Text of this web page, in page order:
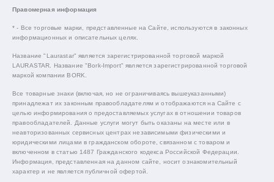
Правомерная информация
* - Все торговые марки, представленные на Сайте, используются в законных
информационных и описательных целях.
Название "Laurastar" является зарегистрированной торговой маркой
LAURASTAR. Название "Bork-Import" является зарегистрированной торговой
маркой компании BORK.
Все товарные знаки (включая, но не ограничиваясь вышеуказанными)
принадлежат их законным правообладателям и отображаются на Сайте с
целью информирования о предоставляемых услугах в отношении товаров
правообладателей. Данные услуги могут быть оказаны на месте или в
неавторизованных сервисных центрах независимыми физическими и
юридическими лицами в гражданском обороте, связанном с товаром и
включенном в статью 1487 Гражданского кодекса Российской Федерации.
Информация, представленная на данном сайте, носит ознакомительный
характер и не является публичной офертой.